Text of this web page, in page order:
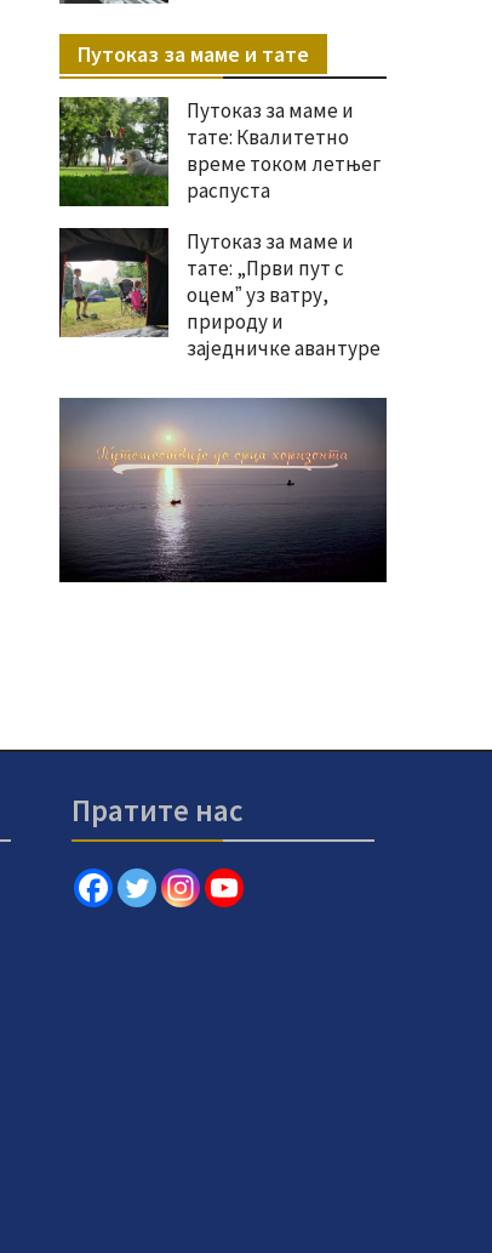
Путоказ за маме и тате
Путоказ за маме и
тате: Квалитетно
време током летњег
распуста
Путоказ за маме и
тате: „Први пут с
оцемˮ уз ватру,
природу и
заједничке авантуре
Пратите нас